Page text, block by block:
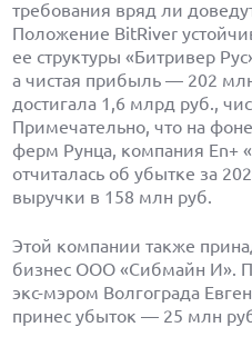
требования вряд ли
Положение BitRiver
ее структуры «Битривер
а чистая прибыль — 202
достигала 1,6 млрд руб.,
Примечательно, что на
ферм Рунца, компания En+
отчиталась об убытке за
выручки в 158 млн руб.
Этой компании также
бизнес ООО «Сибмайн И».
экс-мэром Волгограда
принес убыток — 25 млн